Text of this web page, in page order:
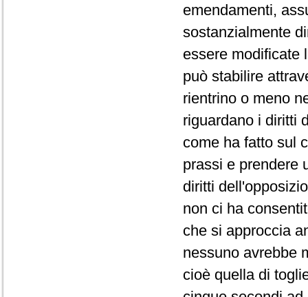
emendamenti,
sostanzialmente
essere modificate
può stabilire
rientrino o meno
riguardano i diritti
come ha fatto sul
prassi e prendere
diritti
non ci ha
che si approccia
nessuno avrebbe
cioè quella di